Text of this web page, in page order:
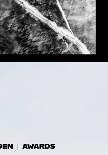
| AWARDS